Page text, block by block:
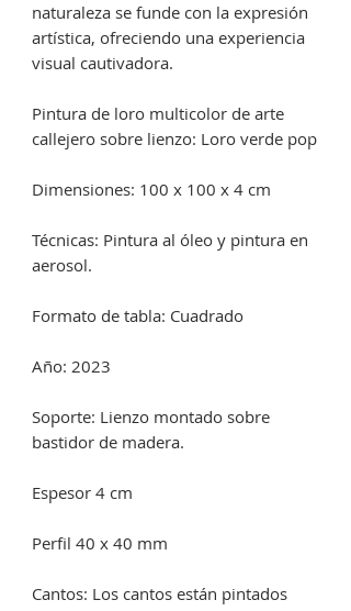
naturaleza se funde con la expresión
artística, ofreciendo una experiencia
visual cautivadora.
Pintura de loro multicolor de arte
callejero sobre lienzo: Loro verde pop
Dimensiones: 100 x 100 x 4 cm
Técnicas: Pintura al óleo y pintura en
aerosol.
Formato de tabla: Cuadrado
Año: 2023
Soporte: Lienzo montado sobre
bastidor de madera.
Espesor 4 cm
Perfil 40 x 40 mm
Cantos: Los cantos están pintados